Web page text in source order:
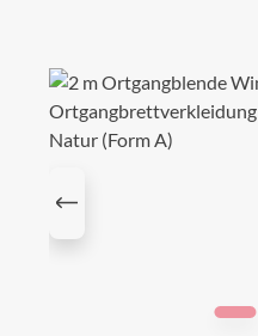
Bildergalerie